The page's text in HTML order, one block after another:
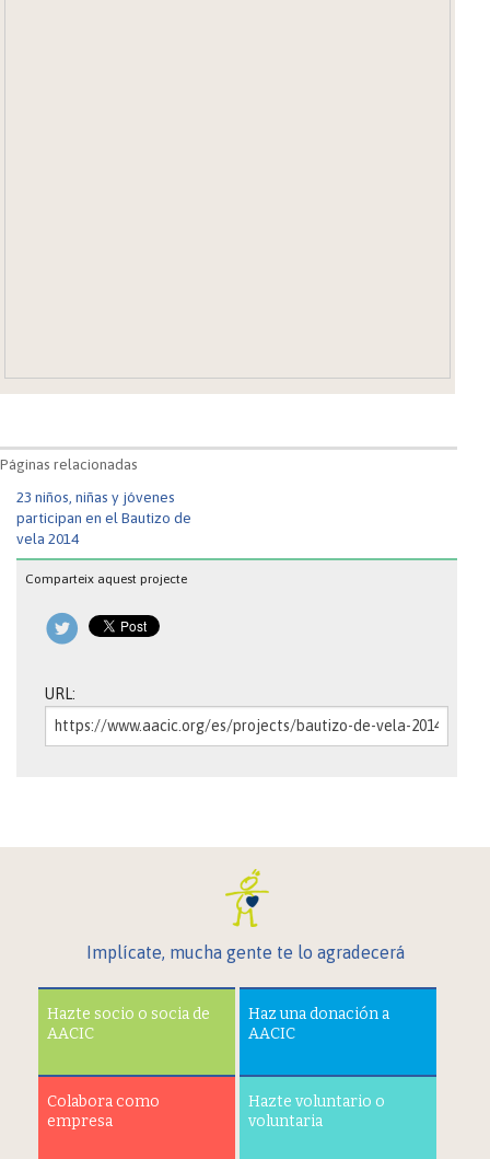
Páginas relacionadas
23 niños, niñas y jóvenes
participan en el Bautizo de
vela 2014
Comparteix aquest projecte
URL:
Implícate, mucha gente te lo agradecerá
Hazte socio o socia de
AACIC
Haz una donación a
AACIC
Colabora como
empresa
Hazte voluntario o
voluntaria